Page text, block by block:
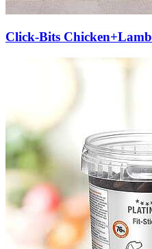
Click-Bits Chicken+Lamb